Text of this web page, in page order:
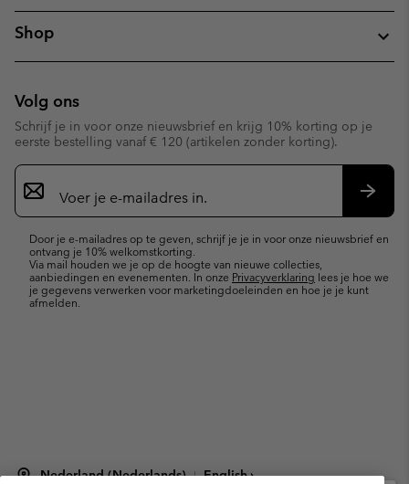
Shop
Volg ons
Schrijf je in voor onze nieuwsbrief en krijg 10% korting op je
eerste bestelling vanaf € 120 (artikelen zonder korting).
Aanmelden
voor
e-
Door je e-mailadres op te geven, schrijf je je in voor onze nieuwsbrief en
ontvang je 10% welkomstkorting.
Via mail houden we je op de hoogte van nieuwe collecties,
aanbiedingen en evenementen. In onze Privacyverklaring lees je hoe we
je gegevens verwerken voor marketingdoeleinden en hoe je je kunt
afmelden.
Nederland (Nederlands) | English ›